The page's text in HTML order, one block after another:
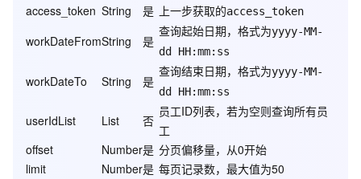
access_token String 是 上一步获取的access_token
workDateFromString 是
查询起始日期，格式为yyyy-MM-
dd HH:mm:ss
workDateTo String 是
查询结束日期，格式为yyyy-MM-
dd HH:mm:ss
userIdList List 否
员工ID列表，若为空则查询所有员
工
offset
Number是 分页偏移量，从0开始
limit
Number是 每页记录数，最大值为50